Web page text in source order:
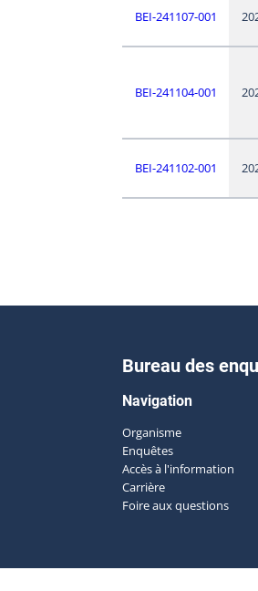
BEI-241107-001
BEI-241104-001
BEI-241102-001
Bureau des
Navigation
Organisme
Enquêtes
Accès à l'information
Carrière
Foire aux questions